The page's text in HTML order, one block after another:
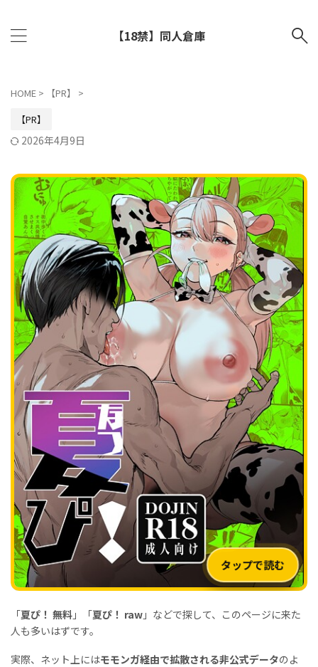
【18禁】同人倉庫
HOME > 【PR】
>
【PR】
2026年4月9日
「夏ぴ！ 無料 」「夏ぴ！ raw 」などで探して、このページに来た
人も多いはずです。
実際、ネット上にはモモンガ経由で拡散される非公式データのよ